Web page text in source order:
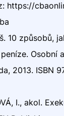
https://
10 způsobů,
Osobní
2013. ISBN
I., akol.